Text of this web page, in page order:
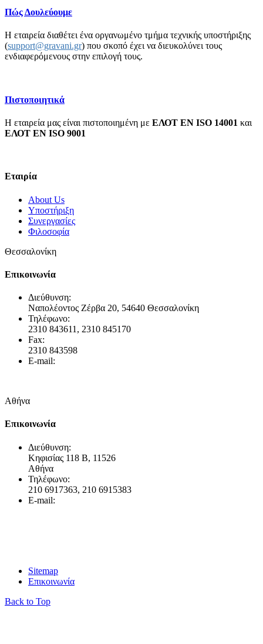
Πώς Δουλεύουμε
Η εταιρεία διαθέτει ένα οργανωμένο τμήμα τεχνικής υποστήριξης
(support@gravani.gr) που σκοπό έχει να διευκολύνει τους
ενδιαφερόμενους στην επιλογή τους.
Πιστοποιητικά
Η εταιρεία μας είναι πιστοποιημένη με ΕΛΟΤ EN ISO 14001 και
ΕΛΟΤ ΕΝ ISO 9001
Εταιρία
About Us
Υποστήριξη
Συνεργασίες
Φιλοσοφία
Θεσσαλονίκη
Επικοινωνία
Διεύθυνση:
Ναπολέοντος Ζέρβα 20, 54640 Θεσσαλονίκη
Τηλέφωνο:
2310 843611, 2310 845170
Fax:
2310 843598
E-mail:
Αθήνα
Επικοινωνία
Διεύθυνση:
Κηφισίας 118 Β, 11526
Αθήνα
Τηλέφωνο:
210 6917363, 210 6915383
E-mail:
Sitemap
Επικοινωνία
Back to Top